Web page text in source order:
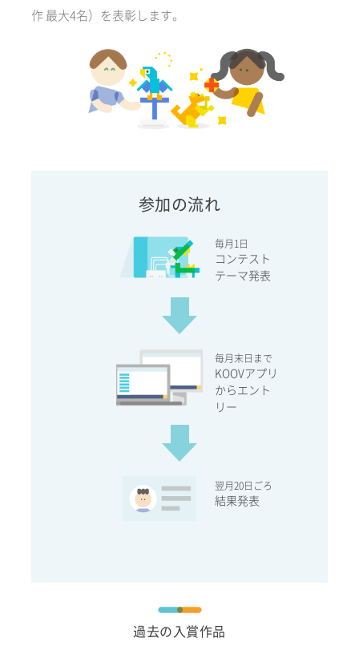
作 最大4名）を表彰します。
参加の流れ
毎月1日
コンテスト
テーマ発表
毎月末日まで
KOOVアプリ
からエント
リー
翌月20日ごろ
結果発表
過去の入賞作品